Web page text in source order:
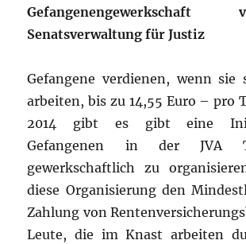
Senatsverwaltung für Justiz
Gefangene verdienen, wenn sie
arbeiten, bis zu 14,55 Euro – pro
2014 gibt es gibt eine
Gefangenen in der JVA
gewerkschaftlich zu
diese Organisierung den
Zahlung von
Leute, die im Knast arbeiten